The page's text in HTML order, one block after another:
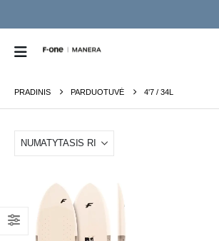
PRADINIS PARDUOTUVĖ 4'7 / 34L